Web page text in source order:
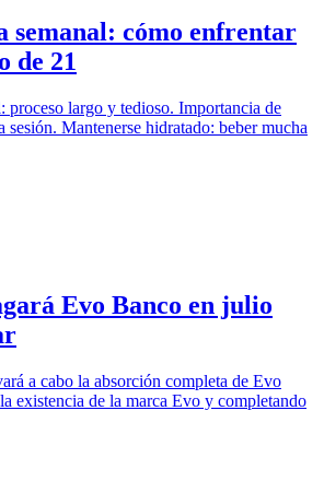
semanal: cómo enfrentar
de 21
proceso largo y tedioso. Importancia de
sesión. Mantenerse hidratado: beber mucha
Evo Banco en julio
a cabo la absorción completa de Evo
existencia de la marca Evo y completando